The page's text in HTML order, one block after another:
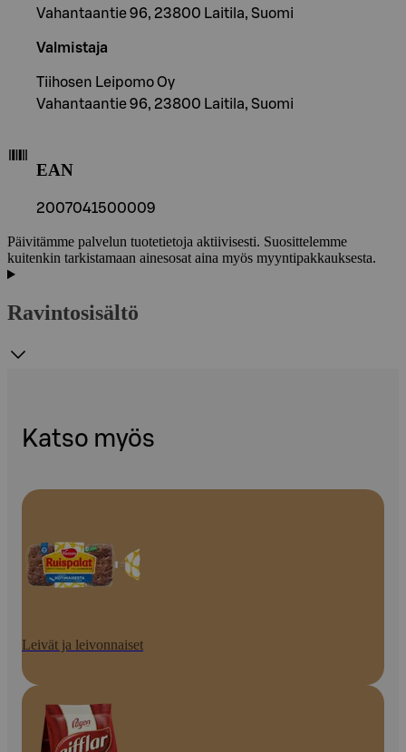
Vahantaantie 96, 23800 Laitila, Suomi
Valmistaja
Tiihosen Leipomo Oy
Vahantaantie 96, 23800 Laitila, Suomi
EAN
2007041500009
Päivitämme palvelun tuotetietoja aktiivisesti. Suosittelemme
kuitenkin tarkistamaan ainesosat aina myös myyntipakkauksesta.
Ravintosisältö
Katso myös
Leivät ja leivonnaiset